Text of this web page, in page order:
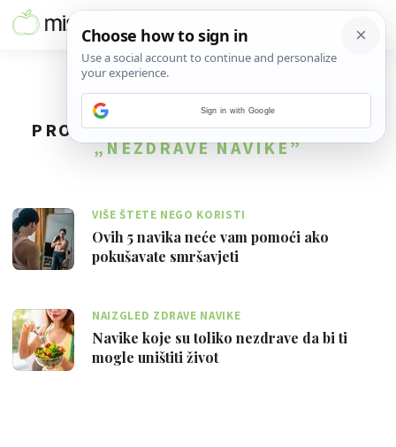
PRONAĐENO2REZULTATA ZA TAG
„NEZDRAVE NAVIKE”
VIŠE ŠTETE NEGO KORISTI
Ovih 5 navika neće vam pomoći ako
pokušavate smršavjeti
NAIZGLED ZDRAVE NAVIKE
Navike koje su toliko nezdrave da bi ti
mogle uništiti život
Sign in with Google